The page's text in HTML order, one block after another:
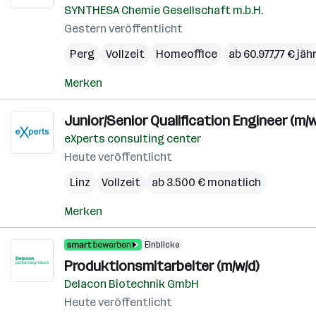
SYNTHESA Chemie Gesellschaft m.b.H.
Gestern veröffentlicht
Perg
Vollzeit Homeoffice ab 60.977,77 €
Merken
Junior/Senior Qualification Engineer (m/
eXperts consulting center
Heute veröffentlicht
Linz
Vollzeit ab 3.500 € monatlich
Merken
Einblicke
Produktionsmitarbeiter (m/w/d)
Delacon Biotechnik GmbH
Heute veröffentlicht